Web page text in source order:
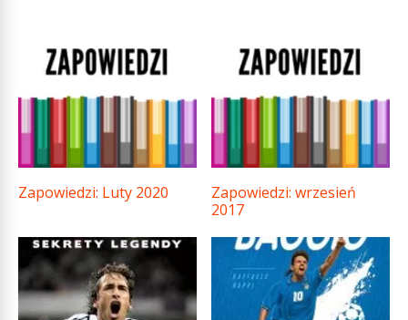
Zapowiedzi: Luty 2020
Zapowiedzi: wrzesień
2017